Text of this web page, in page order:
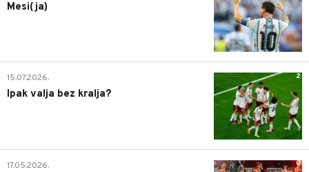
Mesi(ja)
2
15.07.2026.
Ipak valja bez kralja?
0
17.05.2026.